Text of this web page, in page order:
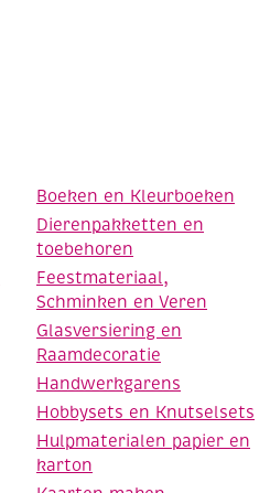
Boeken en Kleurboeken
Dierenpakketten en
toebehoren
Feestmateriaal,
Schminken en Veren
Glasversiering en
Raamdecoratie
Handwerkgarens
Hobbysets en Knutselsets
Hulpmaterialen papier en
karton